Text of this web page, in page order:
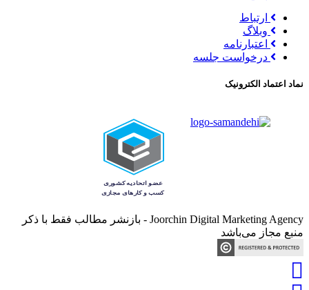
ارتباط
وبلاگ
اعتبارنامه
درخواست جلسه
نماد اعتماد الکترونیک
Joorchin Digital Marketing Agency - بازنشر مطالب فقط با ذکر
منبع مجاز می‌باشد